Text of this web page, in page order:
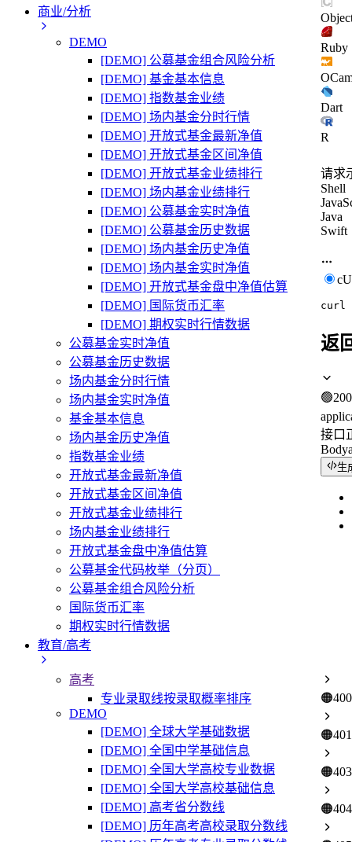
商业/分析
DEMO
[DEMO] 公募基金组合风险分析
[DEMO] 基金基本信息
[DEMO] 指数基金业绩
[DEMO] 场内基金分时行情
[DEMO] 开放式基金最新净值
[DEMO] 开放式基金区间净值
[DEMO] 开放式基金业绩排行
[DEMO] 场内基金业绩排行
[DEMO] 公募基金实时净值
[DEMO] 公募基金历史数据
[DEMO] 场内基金历史净值
[DEMO] 场内基金实时净值
[DEMO] 开放式基金盘中净值估算
[DEMO] 国际货币汇率
[DEMO] 期权实时行情数据
公募基金实时净值
公募基金历史数据
场内基金分时行情
场内基金实时净值
基金基本信息
场内基金历史净值
指数基金业绩
开放式基金最新净值
开放式基金区间净值
开放式基金业绩排行
场内基金业绩排行
开放式基金盘中净值估算
公募基金代码枚举（分页）
公募基金组合风险分析
国际货币汇率
期权实时行情数据
教育/高考
高考
专业录取线按录取概率排序
DEMO
[DEMO] 全球大学基础数据
[DEMO] 全国中学基础信息
[DEMO] 全国大学高校专业数据
[DEMO] 全国大学高校基础信息
[DEMO] 高考省分数线
[DEMO] 历年高考高校录取分数线
Ruby
Dart
R
请求
Shell
Java
Swift
curl
返
🟢200
接口
Body
生
🟠400
🟠401
🟠403
🟠404